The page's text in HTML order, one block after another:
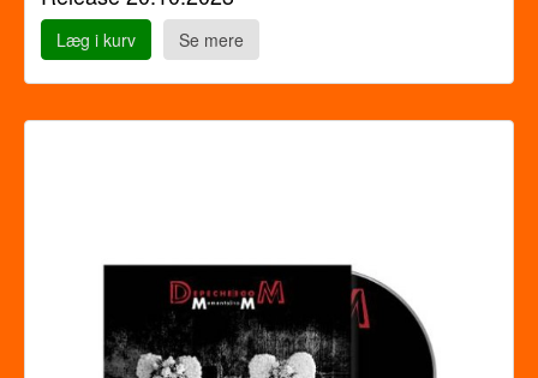
Læg i kurv Se mere